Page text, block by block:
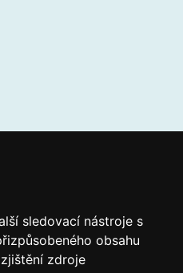
sledovací nástroje s
obsahu
zdroje